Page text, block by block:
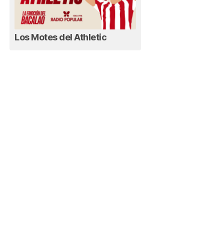
Los Motes del Athletic